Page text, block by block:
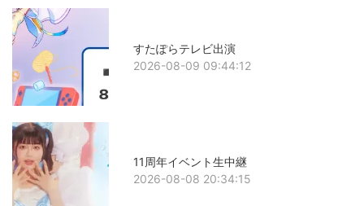
すたぽらテレビ出演
2026-08-09 09:44:12
11周年イベント生中継
2026-08-08 20:34:15